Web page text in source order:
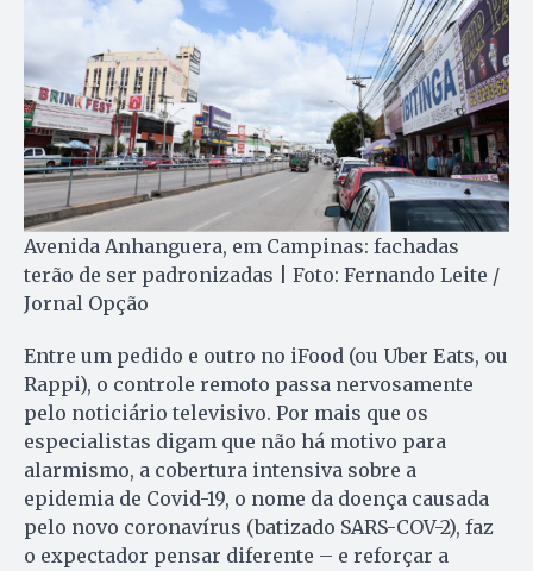
Avenida Anhanguera, em Campinas: fachadas
terão de ser padronizadas | Foto: Fernando Leite /
Jornal Opção
Entre um pedido e outro no iFood (ou Uber Eats, ou
Rappi), o controle remoto passa nervosamente
pelo noticiário televisivo. Por mais que os
especialistas digam que não há motivo para
alarmismo, a cobertura intensiva sobre a
epidemia de Covid-19, o nome da doença causada
pelo novo coronavírus (batizado SARS-COV-2), faz
o expectador pensar diferente – e reforçar a